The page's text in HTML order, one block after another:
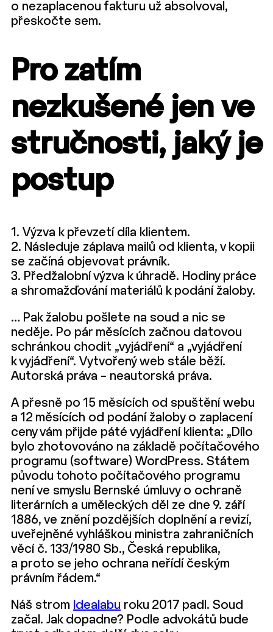
o nezaplacenou fakturu už absolvoval,
přeskočte sem.
Pro zatím
nezkušené jen ve
stručnosti, jaký je
postup
1. Výzva k převzetí díla klientem.
2. Následuje záplava mailů od klienta, v kopii
se začíná objevovat právník.
3. Předžalobní výzva k úhradě. Hodiny práce
a shromažďování materiálů k podání žaloby.
… Pak žalobu pošlete na soud a nic se
neděje. Po pár měsících začnou datovou
schránkou chodit „vyjádření“ a „vyjádření
k vyjádření“. Vytvořený web stále běží.
Autorská práva – neautorská práva.
A přesně po 15 měsících od spuštění webu
a 12 měsících od podání žaloby o zaplacení
ceny vám přijde páté vyjádření klienta: „Dílo
bylo zhotovováno na základě počítačového
programu (software) WordPress. Státem
původu tohoto počítačového programu
není ve smyslu Bernské úmluvy o ochraně
literárních a uměleckých děl ze dne 9. září
1886, ve znění pozdějších doplnění a revizí,
uveřejněné vyhláškou ministra zahraničních
věcí č. 133/1980 Sb., Česká republika,
a proto se jeho ochrana neřídí českým
právním řádem.“
Náš strom Idealabu roku 2017 padl. Soud
začal. Jak dopadne? Podle advokátů bude